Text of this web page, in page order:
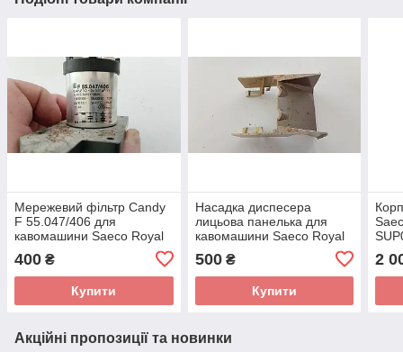
Мережевий фільтр Candy
F 55.047/406 для
кавомашини Saeco Royal
400 ₴
Купити
Насадка диспесера
лицьова панелька для
кавомашини Saeco Royal
500₴
Купити
2
Акційні пропозиції та новинки